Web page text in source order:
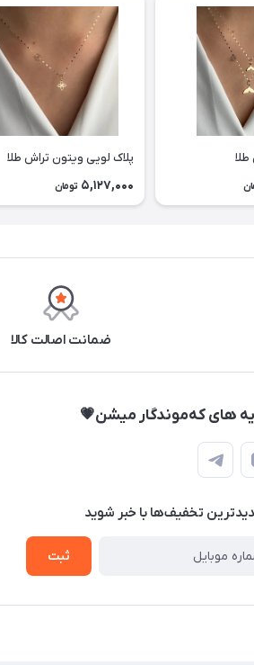
طلا پلاک لویی ویتون تراش طلا
5,127,000 تومان
ضمانت اصالت کالا
های که‌موندگار میشن💗
تخفیف‌ها با‌ خبر شوید
ثبت